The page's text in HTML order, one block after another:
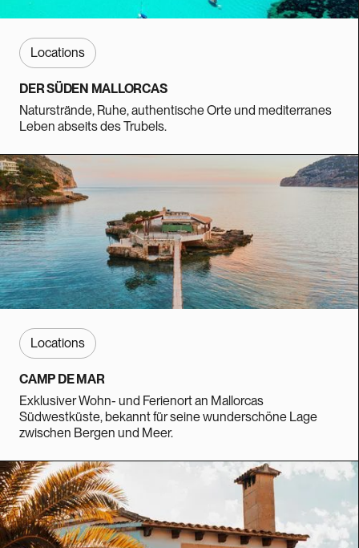
Locations
DER SÜDEN MALLORCAS
Naturstrände, Ruhe, authentische Orte und mediterranes
Leben abseits des Trubels.
Locations
CAMP DE MAR
Exklusiver Wohn- und Ferienort an Mallorcas
Südwestküste, bekannt für seine wunderschöne Lage
zwischen Bergen und Meer.